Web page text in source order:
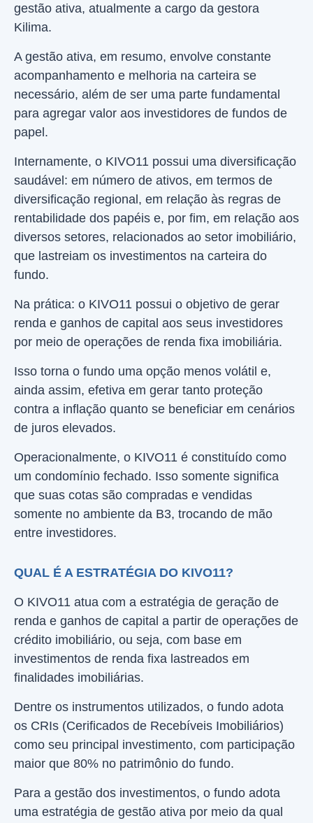
gestão ativa, atualmente a cargo da gestora
Kilima.
A gestão ativa, em resumo, envolve constante
acompanhamento e melhoria na carteira se
necessário, além de ser uma parte fundamental
para agregar valor aos investidores de fundos de
papel.
Internamente, o KIVO11 possui uma diversificação
saudável: em número de ativos, em termos de
diversificação regional, em relação às regras de
rentabilidade dos papéis e, por fim, em relação aos
diversos setores, relacionados ao setor imobiliário,
que lastreiam os investimentos na carteira do
fundo.
Na prática: o KIVO11 possui o objetivo de gerar
renda e ganhos de capital aos seus investidores
por meio de operações de renda fixa imobiliária.
Isso torna o fundo uma opção menos volátil e,
ainda assim, efetiva em gerar tanto proteção
contra a inflação quanto se beneficiar em cenários
de juros elevados.
Operacionalmente, o KIVO11 é constituído como
um condomínio fechado. Isso somente significa
que suas cotas são compradas e vendidas
somente no ambiente da B3, trocando de mão
entre investidores.
QUAL É A ESTRATÉGIA DO KIVO11?
O KIVO11 atua com a estratégia de geração de
renda e ganhos de capital a partir de operações de
crédito imobiliário, ou seja, com base em
investimentos de renda fixa lastreados em
finalidades imobiliárias.
Dentre os instrumentos utilizados, o fundo adota
os CRIs (Cerificados de Recebíveis Imobiliários)
como seu principal investimento, com participação
maior que 80% no patrimônio do fundo.
Para a gestão dos investimentos, o fundo adota
uma estratégia de gestão ativa por meio da qual